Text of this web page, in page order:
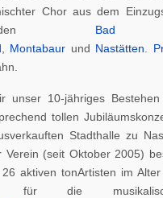
Chor aus dem
Bad
Montabaur und Nastätten
unser 10-jähriges
tollen
Stadthalle zu
Verein (seit Oktober 2005)
aktiven tonArtisten im
für die